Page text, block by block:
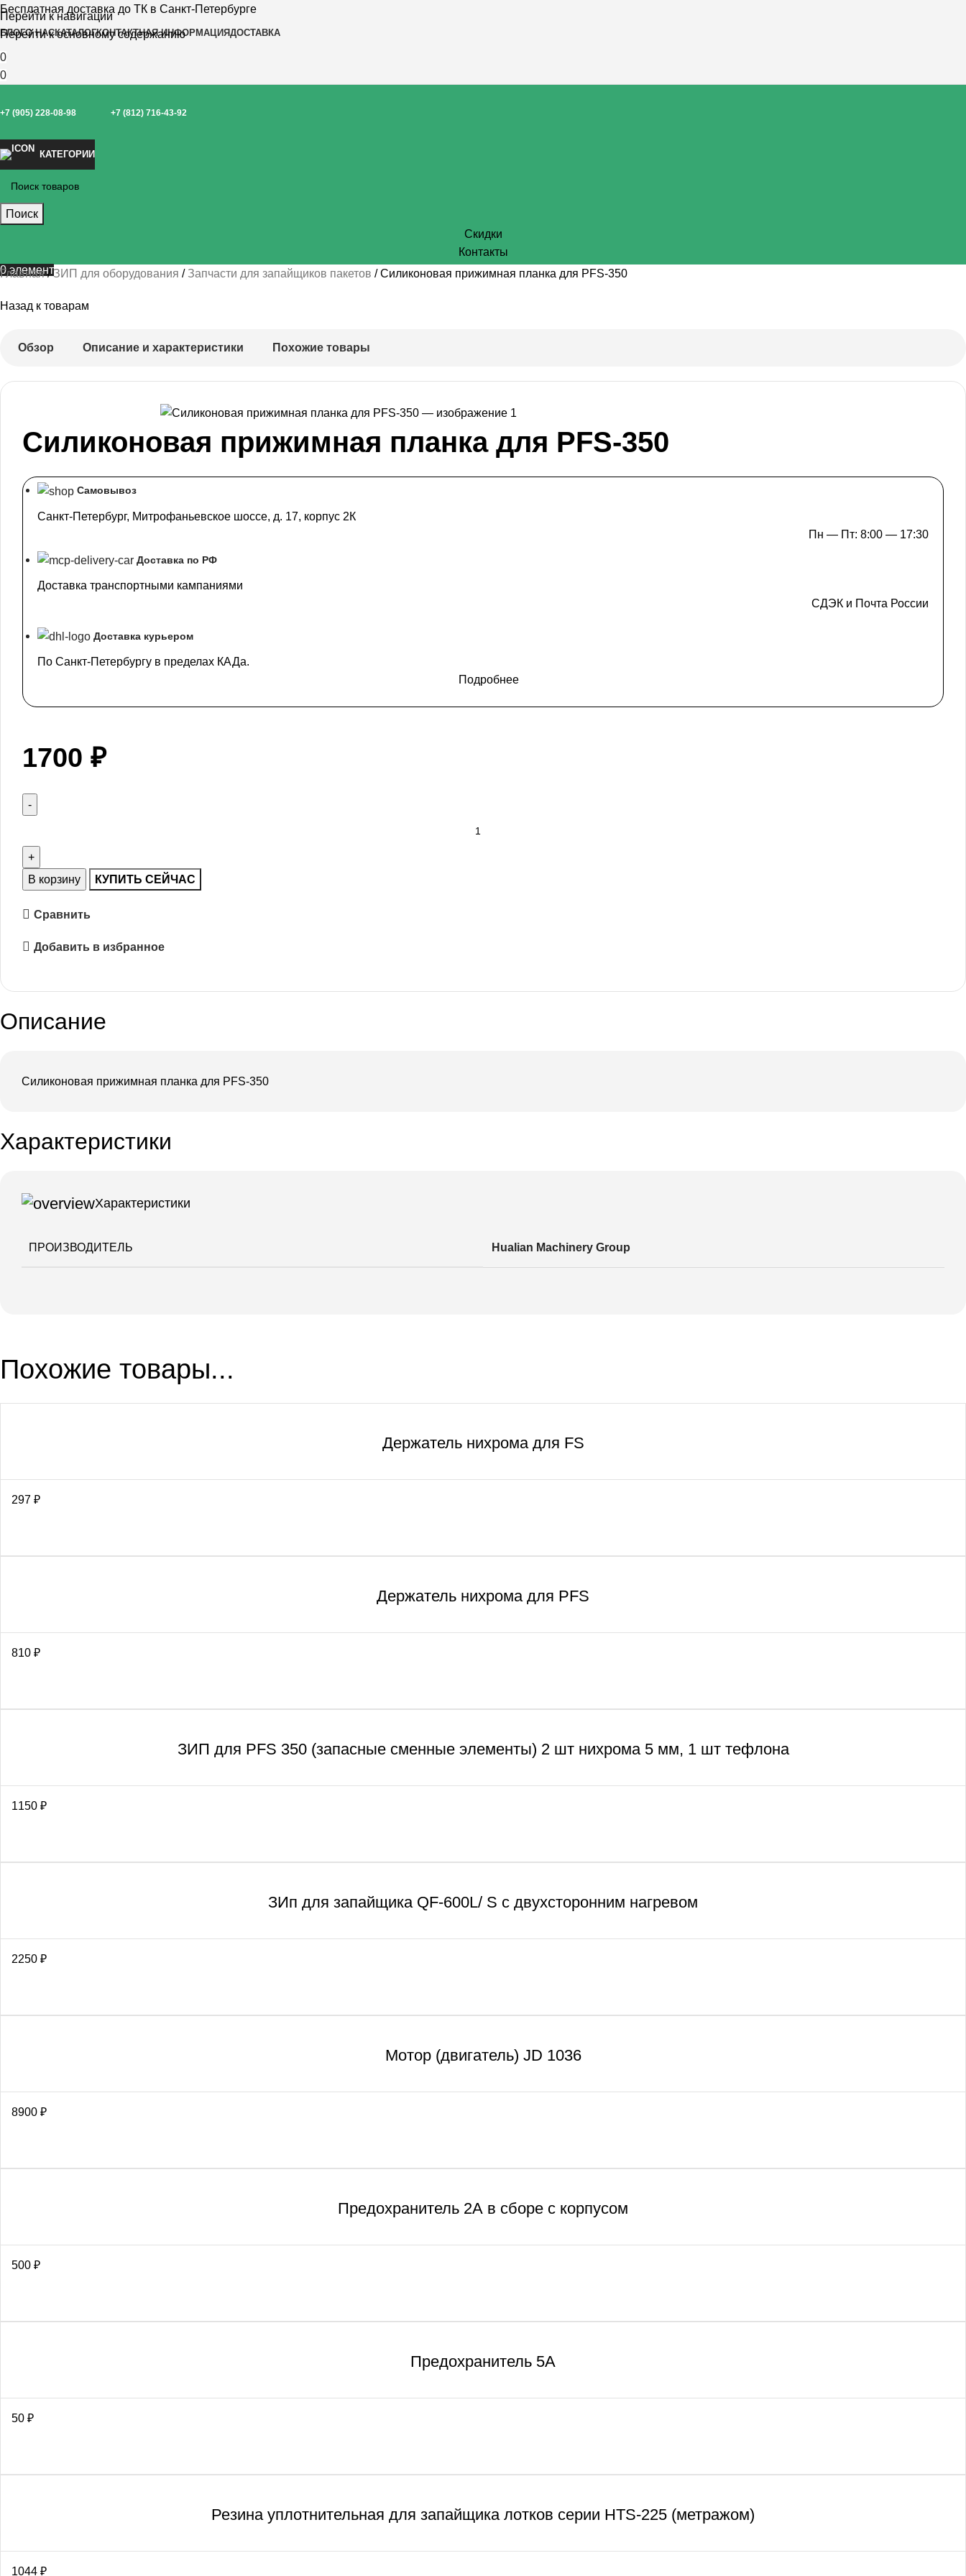
Перейти к навигации
Перейти к основному содержанию
Бесплатная доставка до ТК в Санкт-Петербурге
БЛОГО НАСКАТАЛОГКОНТАКТНАЯ ИНФОРМАЦИЯДОСТАВКА
0
0
+7 (905) 228-08-98 +7 (812) 716-43-92
КАТЕГОРИИ
Поиск
Скидки
Контакты
0элемент
Главная ЗИП для оборудования Запчасти для запайщиков пакетов Силиконовая прижимная планка для PFS-350
Назад к товарам
Обзор Описание и характеристики Похожие товары
Силиконовая прижимная планка для PFS-350
Самовывоз
Санкт-Петербург, Митрофаньевское шоссе, д. 17, корпус 2К
Пн — Пт: 8:00 — 17:30
Доставка по РФ
Доставка транспортными кампаниями
СДЭК и Почта России
Доставка курьером
По Санкт-Петербургу в пределах КАДа.
Подробнее
1700 ₽
В корзину КУПИТЬ СЕЙЧАС
Сравнить
Добавить в избранное
Описание
Силиконовая прижимная планка для PFS-350
Характеристики
Характеристики
ПРОИЗВОДИТЕЛЬ Hualian Machinery Group
Похожие товары...
Держатель нихрома для FS
297 ₽
Держатель нихрома для PFS
810 ₽
ЗИП для PFS 350 (запасные сменные элементы) 2 шт нихрома 5 мм, 1 шт тефлона
1150 ₽
ЗИп для запайщика QF-600L/ S с двухсторонним нагревом
2250 ₽
Мотор (двигатель) JD 1036
8900 ₽
Предохранитель 2А в сборе с корпусом
500 ₽
Предохранитель 5А
50 ₽
Резина уплотнительная для запайщика лотков серии HTS-225 (метражом)
1044 ₽